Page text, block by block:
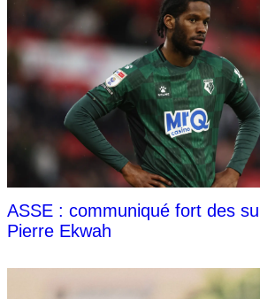
ASSE : communiqué fort des
Pierre Ekwah